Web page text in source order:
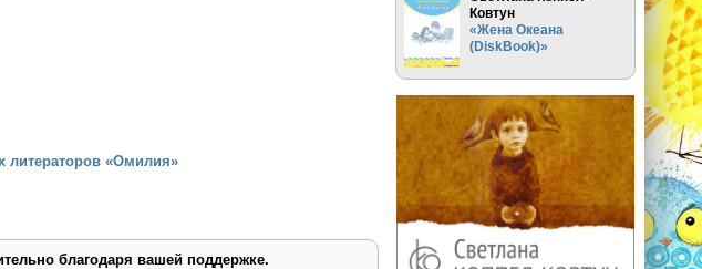
литераторов «Омилия»
благодаря вашей поддержке.
Ковтун
«Жена Океана
(DiskBook)»